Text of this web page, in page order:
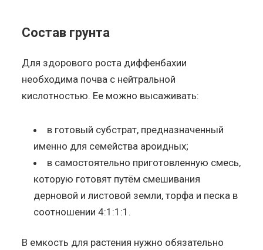
Состав грунта
Для здорового роста диффенбахии
необходима почва с нейтральной
кислотностью. Ее можно высаживать:
в готовый субстрат, предназначенный
именно для семейства ароидных;
в самостоятельно приготовленную смесь,
которую готовят путём смешивания
дерновой и листовой земли, торфа и песка в
соотношении 4:1:1:1.
В емкость для растения нужно обязательно